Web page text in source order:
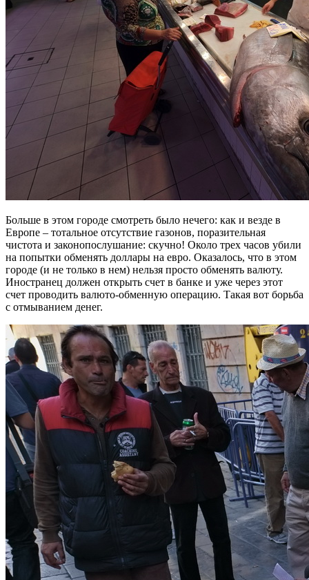
Больше в этом городе смотреть было нечего: как и везде в
Европе – тотальное отсутствие газонов, поразительная
чистота и законопослушание: скучно! Около трех часов убили
на попытки обменять доллары на евро. Оказалось, что в этом
городе (и не только в нем) нельзя просто обменять валюту.
Иностранец должен открыть счет в банке и уже через этот
счет проводить валюто-обменную операцию. Такая вот борьба
с отмыванием денег.